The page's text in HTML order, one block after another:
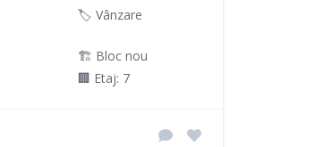
🏷️ Vânzare
🏗️ Bloc nou
🏢 Etaj: 7